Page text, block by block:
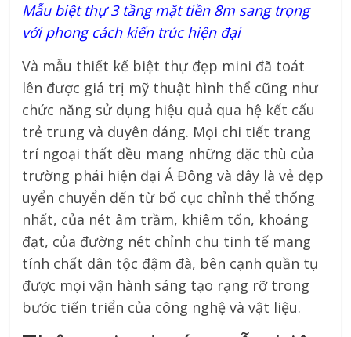
Mẫu biệt thự 3 tầng mặt tiền 8m sang trọng
với phong cách kiến trúc hiện đại
Và mẫu thiết kế biệt thự đẹp mini đã toát
lên được giá trị mỹ thuật hình thể cũng như
chức năng sử dụng hiệu quả qua hệ kết cấu
trẻ trung và duyên dáng. Mọi chi tiết trang
trí ngoại thất đều mang những đặc thù của
trường phái hiện đại Á Đông và đây là vẻ đẹp
uyển chuyển đến từ bố cục chỉnh thể thống
nhất, của nét âm trầm, khiêm tốn, khoáng
đạt, của đường nét chỉnh chu tinh tế mang
tính chất dân tộc đậm đà, bên cạnh quần tụ
được mọi vận hành sáng tạo rạng rỡ trong
bước tiến triển của công nghệ và vật liệu.